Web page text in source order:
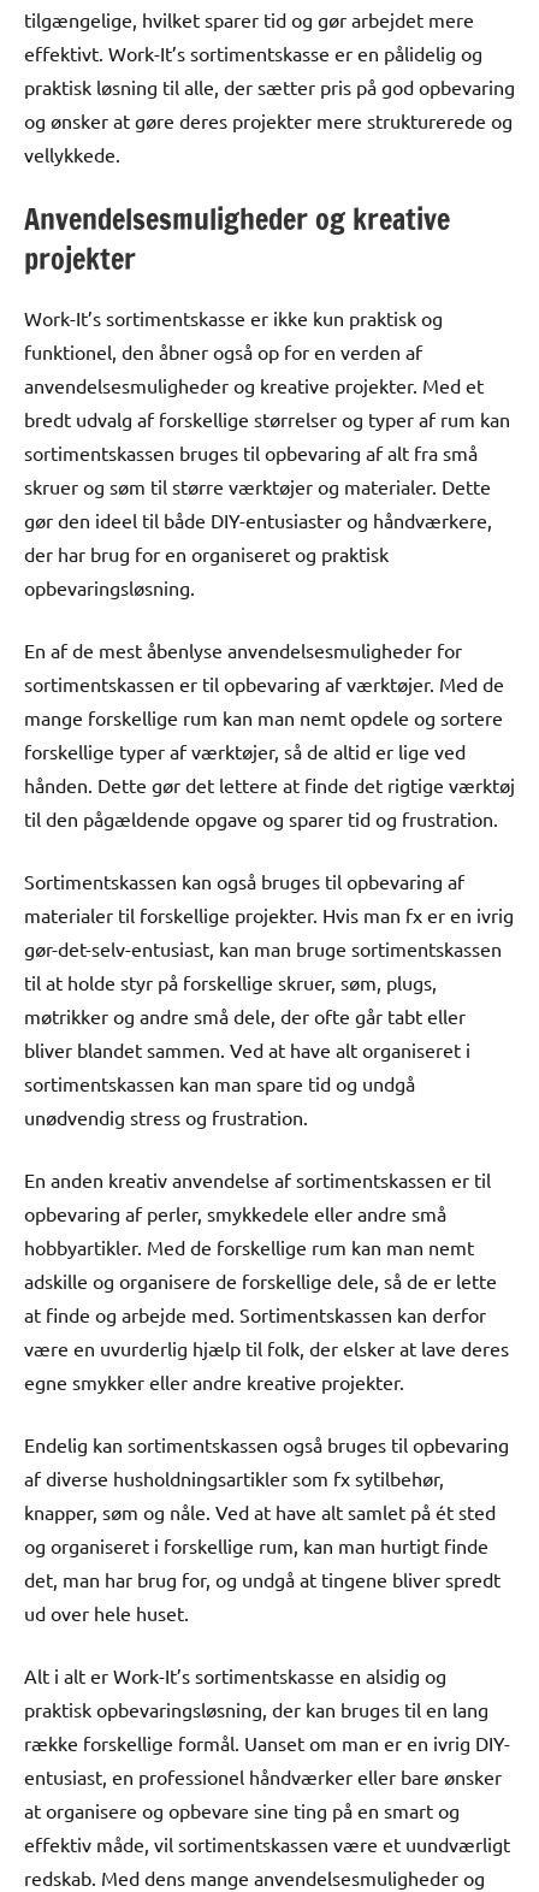
tilgængelige, hvilket sparer tid og gør arbejdet mere
effektivt. Work-It’s sortimentskasse er en pålidelig og
praktisk løsning til alle, der sætter pris på god opbevaring
og ønsker at gøre deres projekter mere strukturerede og
vellykkede.
Anvendelsesmuligheder og kreative
projekter
Work-It’s sortimentskasse er ikke kun praktisk og
funktionel, den åbner også op for en verden af
anvendelsesmuligheder og kreative projekter. Med et
bredt udvalg af forskellige størrelser og typer af rum kan
sortimentskassen bruges til opbevaring af alt fra små
skruer og søm til større værktøjer og materialer. Dette
gør den ideel til både DIY-entusiaster og håndværkere,
der har brug for en organiseret og praktisk
opbevaringsløsning.
En af de mest åbenlyse anvendelsesmuligheder for
sortimentskassen er til opbevaring af værktøjer. Med de
mange forskellige rum kan man nemt opdele og sortere
forskellige typer af værktøjer, så de altid er lige ved
hånden. Dette gør det lettere at finde det rigtige værktøj
til den pågældende opgave og sparer tid og frustration.
Sortimentskassen kan også bruges til opbevaring af
materialer til forskellige projekter. Hvis man fx er en ivrig
gør-det-selv-entusiast, kan man bruge sortimentskassen
til at holde styr på forskellige skruer, søm, plugs,
møtrikker og andre små dele, der ofte går tabt eller
bliver blandet sammen. Ved at have alt organiseret i
sortimentskassen kan man spare tid og undgå
unødvendig stress og frustration.
En anden kreativ anvendelse af sortimentskassen er til
opbevaring af perler, smykkedele eller andre små
hobbyartikler. Med de forskellige rum kan man nemt
adskille og organisere de forskellige dele, så de er lette
at finde og arbejde med. Sortimentskassen kan derfor
være en uvurderlig hjælp til folk, der elsker at lave deres
egne smykker eller andre kreative projekter.
Endelig kan sortimentskassen også bruges til opbevaring
af diverse husholdningsartikler som fx sytilbehør,
knapper, søm og nåle. Ved at have alt samlet på ét sted
og organiseret i forskellige rum, kan man hurtigt finde
det, man har brug for, og undgå at tingene bliver spredt
ud over hele huset.
Alt i alt er Work-It’s sortimentskasse en alsidig og
praktisk opbevaringsløsning, der kan bruges til en lang
række forskellige formål. Uanset om man er en ivrig DIY-
entusiast, en professionel håndværker eller bare ønsker
at organisere og opbevare sine ting på en smart og
effektiv måde, vil sortimentskassen være et uundværligt
redskab. Med dens mange anvendelsesmuligheder og